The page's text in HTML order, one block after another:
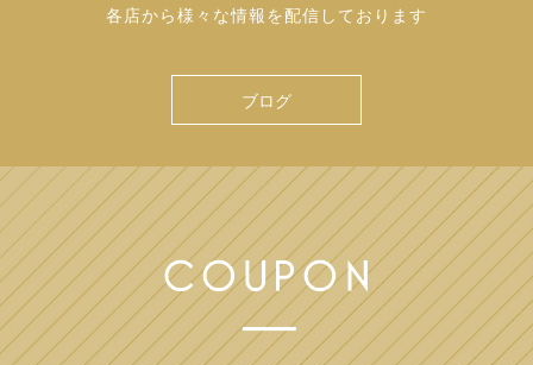
各店から様々な情報を配信しております
ブログ